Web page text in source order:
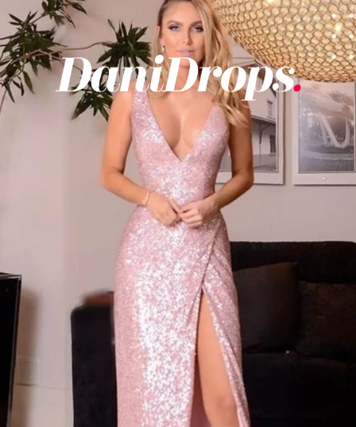
Opening https://danidrops.com.br/tendencia-de-vestido-2023/